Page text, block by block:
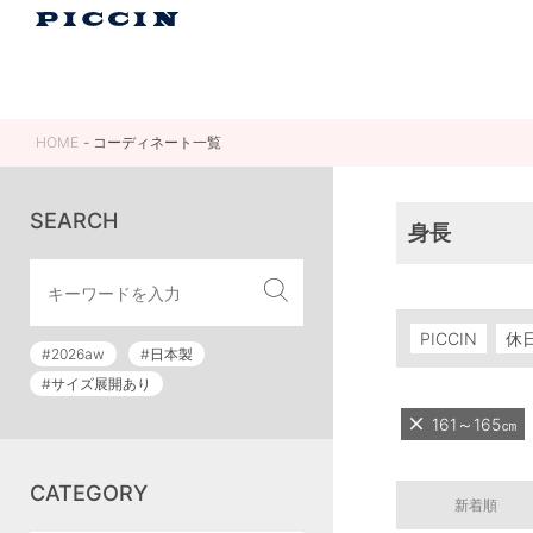
HOME コーディネート一覧
SEARCH
#2026aw
#日本製
#サイズ展開あり
CATEGORY
身長
PICCIN 休
161～165㎝
新着順